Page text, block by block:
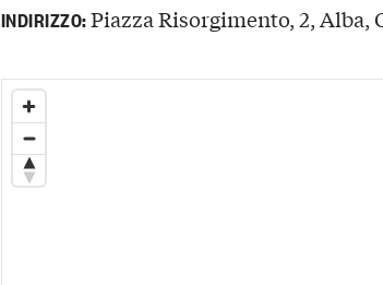
INDIRIZZO:Piazza Risorgimento, 2, Alba,